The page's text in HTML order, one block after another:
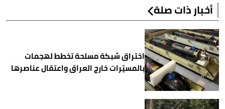
أخبار ذات صلة
اختراق شبكة مسلحة تخطط لهجمات
بالمسيّرات خارج العراق واعتقال عناصرها